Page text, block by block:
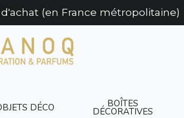
(en France métropolitaine)
DÉCO BOÎTES
DÉCORATIVES